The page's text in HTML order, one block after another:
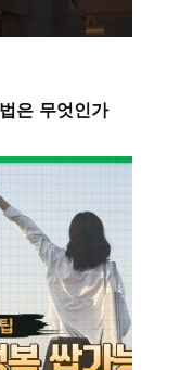
은 무엇인가